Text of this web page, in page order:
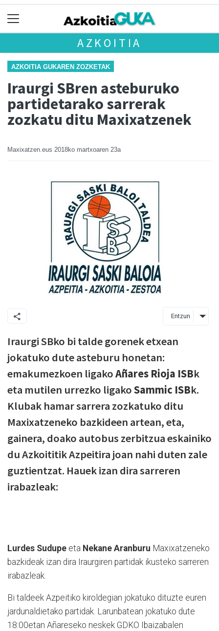
AZKOITIA
AZKOITIA GUKAREN ZOZKETAK
Iraurgi SBren asteburuko
partidetarako sarrerak
zozkatu ditu Maxixatzenek
Maxixatzen.eus 2018ko martxoaren 23a
Entzun
Iraurgi SBko bi talde gorenek etxean
jokatuko dute asteburu honetan:
emakumezkoen ligakoAñares Rioja ISBk
eta mutilen urrezko ligakoSammic ISBk.
Klubak hamar sarrera zozkatuko ditu
Maxixatzeneko bazkideen artean, eta,
gainera, doako autobus zerbitzua eskainiko
du Azkoititik Azpeitira joan nahi duten zale
guztientzat. Hauek izan dira sarreren
irabazleak:
Lurdes Sudupe eta Nekane Aranburu Maxixatzeneko
bazkideak izan dira Iraurgiren partidak ikusteko sarreren
irabazleak.
Bi taldeek Azpeitiko kiroldegian jokatuko dituzte euren
jardunaldietako partidak. Larunbatean jokatuko dute
18:00etan Añareseko neskek GDKO Ibaizabalen